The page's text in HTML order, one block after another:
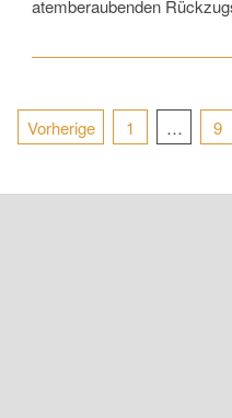
atemberaubenden
Vorherige 1 … 9